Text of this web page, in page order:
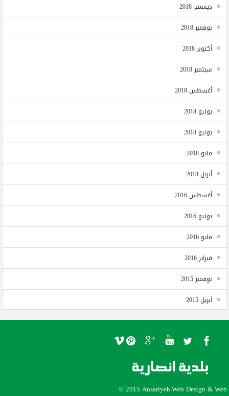
ديسمبر 2018
نوفمبر 2018
أكتوبر 2018
سبتمبر 2018
أغسطس 2018
يوليو 2018
يونيو 2018
مايو 2018
أبريل 2018
أغسطس 2016
يونيو 2016
مايو 2016
فبراير 2016
نوفمبر 2015
أبريل 2015
© 2015 Ansariyeh.Web Design&Web